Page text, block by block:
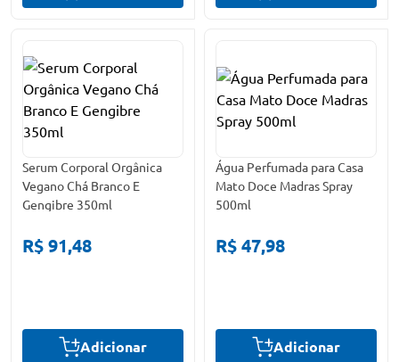
Serum Corporal Orgânica
Vegano Chá Branco E
Gengibre 350ml
R$ 91,48
Adicionar
Água Perfumada para Casa
Mato Doce Madras Spray
500ml
R$ 47,98
Adicionar